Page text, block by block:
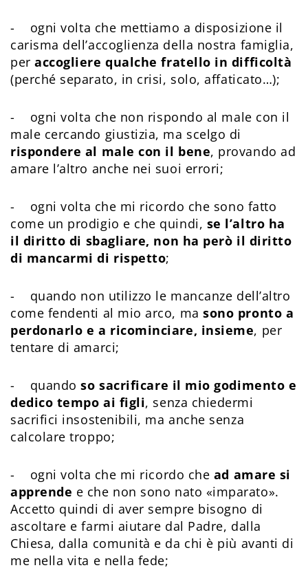
- ogni volta che mettiamo a disposizione il
carisma dell’accoglienza della nostra famiglia,
peraccogliere qualche fratello in difficoltà
(perché separato, in crisi, solo, affaticato…);
- ogni volta che non rispondo al male con il
male cercando giustizia, ma scelgo di
rispondere al male con il bene, provando ad
amare l’altro anche nei suoi errori;
- ogni volta che mi ricordo che sono fatto
come un prodigio e che quindi, se l’altro ha
il diritto di sbagliare, non ha però il diritto
di mancarmi di rispetto;
- quando non utilizzo le mancanze dell’altro
come fendenti al mio arco, masono pronto a
perdonarlo e a ricominciare, insieme, per
tentare di amarci;
- quandoso sacrificare il mio godimento e
dedico tempo ai figli, senza chiedermi
sacrifici insostenibili, ma anche senza
calcolare troppo;
- ogni volta che mi ricordo che ad amare si
apprende e che non sono nato «imparato».
Accetto quindi di aver sempre bisogno di
ascoltare e farmi aiutare dal Padre, dalla
Chiesa, dalla comunità e da chi è più avanti di
me nella vita e nella fede;